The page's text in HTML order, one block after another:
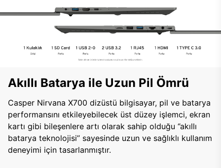
Akıllı Batarya ile Uzun Pil Ömrü
Casper Nirvana X700 dizüstü bilgisayar, pil ve batarya
performansını etkileyebilecek üst düzey işlemci, ekran
kartı gibi bileşenlere artı olarak sahip olduğu ‘’akıllı
batarya teknolojisi’’ sayesinde uzun ve sağlıklı kullanım
deneyimi için tasarlanmıştır.